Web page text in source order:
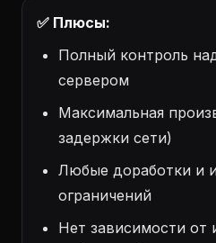
✅ Плюсы:
Полный контроль
сервером
Максимальная
задержки сети)
Любые доработки и
ограничений
Нет зависимости от